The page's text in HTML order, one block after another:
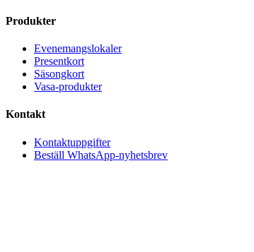
Produkter
Evenemangslokaler
Presentkort
Säsongkort
Vasa-produkter
Kontakt
Kontaktuppgifter
Beställ WhatsApp-nyhetsbrev